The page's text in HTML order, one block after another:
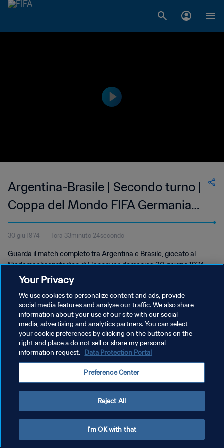
Argentina-Brasile | Secondo turno |
Coppa del Mondo FIFA Germania
1974 | Match completo
30 giu 1974 1ora 33minuto 24secondo
Guarda il match completo tra Argentina e Brasile, giocato al
Niedersachsenstadion di Hannover, domenica 30 giugno 1974.
PRIVACY POLICY
TERMINI DI SERVIZIO
GESTISCI LE TUE PREFERENZE PER I COOKIES
Your Privacy
We use cookies to personalize content and ads, provide
social media features and analyse our traffic. We also share
information about your use of our site with our social
media, advertising and analytics partners. You can select
your cookie preferences by clicking on the buttons on the
right and place a do not sell or share my personal
information request. Data Protection Portal
Preference Center
Reject All
I'm OK with that